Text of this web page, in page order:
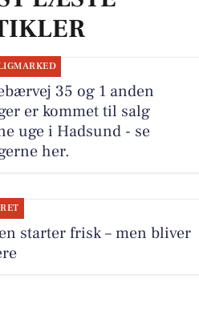
35 og 1 anden
er kommet til salg
uge i Hadsund - se
her.
starter frisk – men bliver